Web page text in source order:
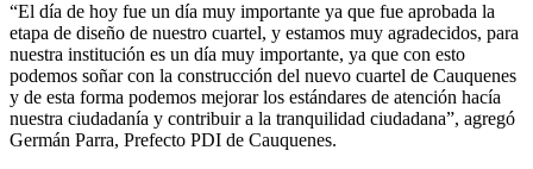
“El día de hoy fue un día muy importante ya que fue aprobada la
etapa de diseño de nuestro cuartel, y estamos muy agradecidos, para
nuestra institución es un día muy importante, ya que con esto
podemos soñar con la construcción del nuevo cuartel de Cauquenes
y de esta forma podemos mejorar los estándares de atención hacía
nuestra ciudadanía y contribuir a la tranquilidad ciudadana”, agregó
Germán Parra, Prefecto PDI de Cauquenes.